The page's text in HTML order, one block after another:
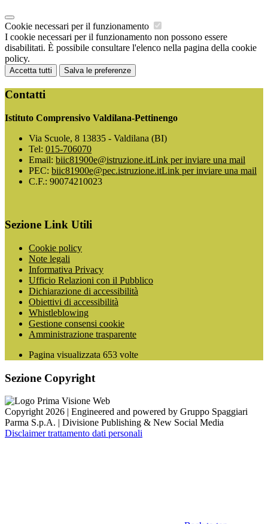
Cookie necessari per il funzionamento
I cookie necessari per il funzionamento non possono essere
disabilitati. È possibile consultare l'elenco nella pagina della cookie
policy.
Accetta tutti Salva le preferenze
Contatti
Istituto Comprensivo Valdilana-Pettinengo
Via Scuole, 8 13835 - Valdilana (BI)
Tel: 015-706070
Email: biic81900e@istruzione.itLink per inviare una mail
PEC: biic81900e@pec.istruzione.itLink per inviare una mail
C.F.: 90074210023
Sezione Link Utili
Cookie policy
Note legali
Informativa Privacy
Ufficio Relazioni con il Pubblico
Dichiarazione di accessibilità
Obiettivi di accessibilità
Whistleblowing
Gestione consensi cookie
Amministrazione trasparente
Pagina visualizzata 653 volte
Sezione Copyright
Copyright 2026 | Engineered and powered by Gruppo Spaggiari
Parma S.p.A. | Divisione Publishing & New Social Media
Disclaimer trattamento dati personali